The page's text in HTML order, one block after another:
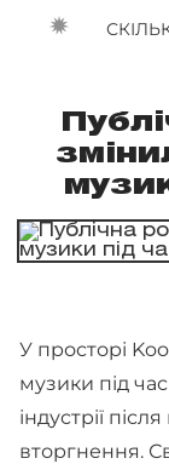
У просторі
музики під
індустрії
вторгнення.